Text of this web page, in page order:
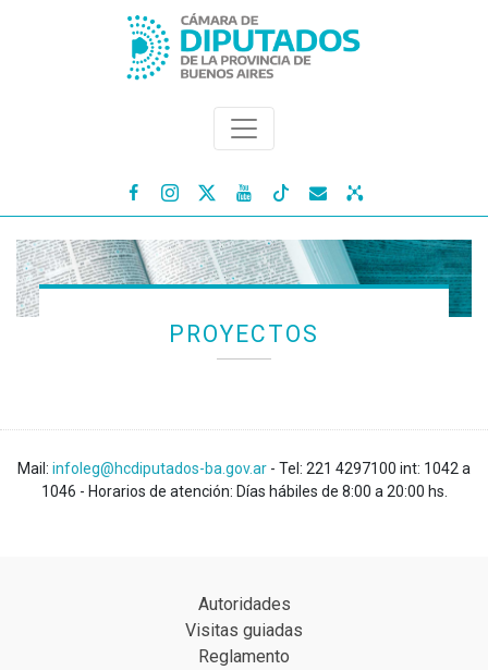
   
PROYECTOS
Mail: infoleg@hcdiputados-ba.gov.ar - Tel: 221 4297100 int: 1042 a
1046 - Horarios de atención: Días hábiles de 8:00 a 20:00 hs.
Autoridades
Visitas guiadas
Reglamento